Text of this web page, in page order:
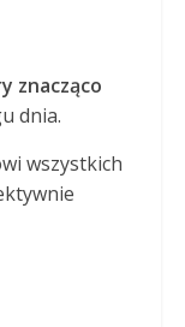
znacząco
dnia.
wszystkich